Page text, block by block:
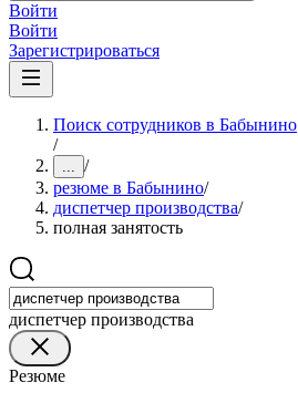
Войти
Войти
Зарегистрироваться
Поиск сотрудников в Бабынино
/
... /
резюме в Бабынино/
диспетчер производства/
полная занятость
диспетчер производства
Резюме